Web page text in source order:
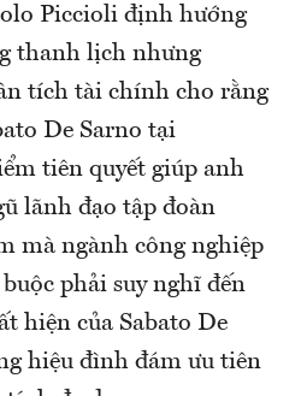
Piccioli định hướng
thanh lịch nhưng
tích tài chính cho rằng
De Sarno tại
tiên quyết giúp anh
lãnh đạo tập đoàn
mà ngành công nghiệp
phải suy nghĩ đến
hiện của Sabato De
hiệu đình đám ưu tiên